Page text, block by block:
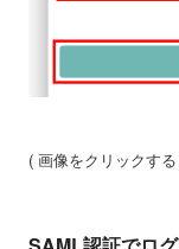
( 画像をクリックす